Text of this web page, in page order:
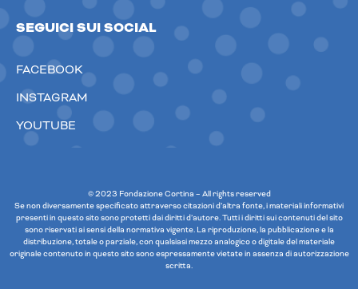
SEGUICI SUI SOCIAL
FACEBOOK
INSTAGRAM
YOUTUBE
© 2023 Fondazione Cortina – All rights reserved
Se non diversamente specificato attraverso citazioni d’altra fonte, i materiali informativi
presenti in questo sito sono protetti dai diritti d’autore. Tutti i diritti sui contenuti del sito
sono riservati ai sensi della normativa vigente. La riproduzione, la pubblicazione e la
distribuzione, totale o parziale, con qualsiasi mezzo analogico o digitale del materiale
originale contenuto in questo sito sono espressamente vietate in assenza di autorizzazione
scritta.